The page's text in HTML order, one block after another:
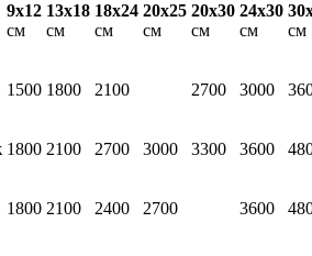
9х12
см
13х18
см
18х24
см
20х25
см
20х30
см
24х30
см
см
1500 1800 2100 2700 3000
1800 2100 2700 3000 3300 3600
1800 2100 2400 2700 3600